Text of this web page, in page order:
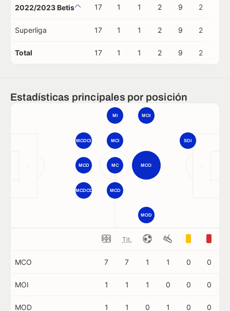
2022/2023 Betis 17 1 1 2 9 2
Superliga 17 1 1 2 9 2
Total 17 1 1 2 9 2
Estadísticas principales por posición
MCO
MCI
MCD
MCDCI
MC
MCDCD
MOI
MOD
MCD
MI
SDI
Tit.
MCO 7 7 1 1 0 0
MOI 1 1 1 0 0 0
MOD 1 1 0 1 0 0